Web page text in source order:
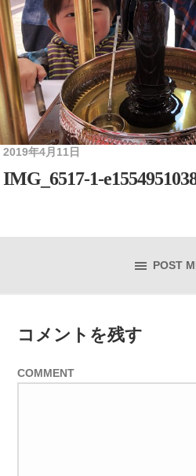
2019年4月11日
IMG_6517-1-
POST
コメントを残す
COMMENT